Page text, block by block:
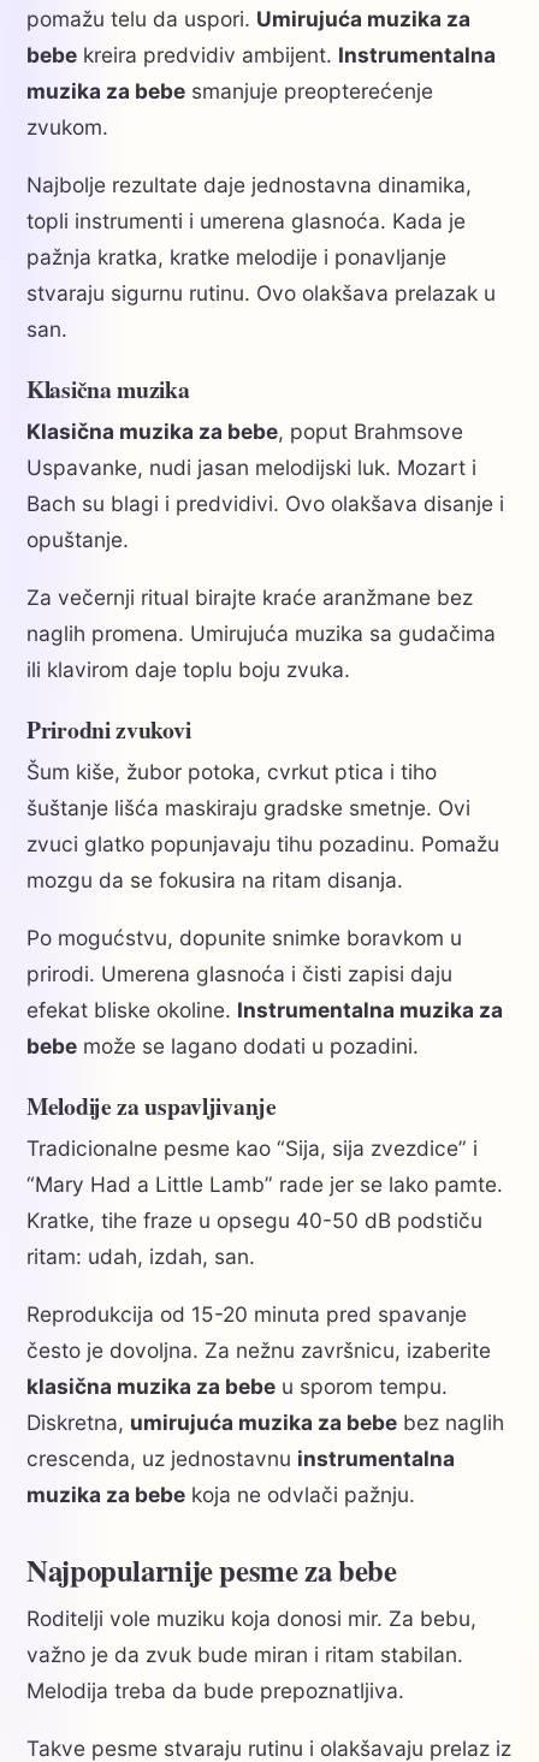
pomažu telu da uspori. Umirujuća muzika za
bebe kreira predvidiv ambijent. Instrumentalna
muzika za bebe smanjuje preopterećenje
zvukom.
Najbolje rezultate daje jednostavna dinamika,
topli instrumenti i umerena glasnoća. Kada je
pažnja kratka, kratke melodije i ponavljanje
stvaraju sigurnu rutinu. Ovo olakšava prelazak u
san.
Klasična muzika
Klasična muzika za bebe, poput Brahmsove
Uspavanke, nudi jasan melodijski luk. Mozart i
Bach su blagi i predvidivi. Ovo olakšava disanje i
opuštanje.
Za večernji ritual birajte kraće aranžmane bez
naglih promena. Umirujuća muzika sa gudačima
ili klavirom daje toplu boju zvuka.
Prirodni zvukovi
Šum kiše, žubor potoka, cvrkut ptica i tiho
šuštanje lišća maskiraju gradske smetnje. Ovi
zvuci glatko popunjavaju tihu pozadinu. Pomažu
mozgu da se fokusira na ritam disanja.
Po mogućstvu, dopunite snimke boravkom u
prirodi. Umerena glasnoća i čisti zapisi daju
efekat bliske okoline. Instrumentalna muzika za
bebe može se lagano dodati u pozadini.
Melodije za uspavljivanje
Tradicionalne pesme kao “Sija, sija zvezdice” i
“Mary Had a Little Lamb” rade jer se lako pamte.
Kratke, tihe fraze u opsegu 40-50 dB podstiču
ritam: udah, izdah, san.
Reprodukcija od 15-20 minuta pred spavanje
često je dovoljna. Za nežnu završnicu, izaberite
klasična muzika za bebe u sporom tempu.
Diskretna, umirujuća muzika za bebe bez naglih
crescenda, uz jednostavnu instrumentalna
muzika za bebe koja ne odvlači pažnju.
Najpopularnije pesme za bebe
Roditelji vole muziku koja donosi mir. Za bebu,
važno je da zvuk bude miran i ritam stabilan.
Melodija treba da bude prepoznatljiva.
Takve pesme stvaraju rutinu i olakšavaju prelaz iz